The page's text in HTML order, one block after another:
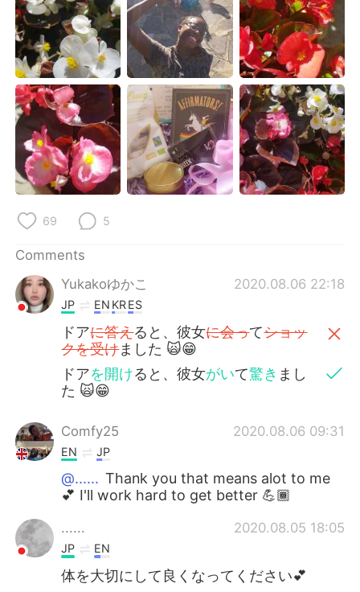
69 5
Comments
Yukakoゆかこ
2020.08.06 22:18
JP EN KRES
ドアに答えると、彼女に会ってショッ
クを受けました 🙀😁
ドアを開けると、彼女がいて驚き まし
た 🙀😁
Comfy25 2020.08.06 09:31
EN JP
@...... Thank you that means alot to me
💕 I'll work hard to get better 💪🏾
...... 2020.08.05 18:05
JP EN
体を大切にして良くなってください💕